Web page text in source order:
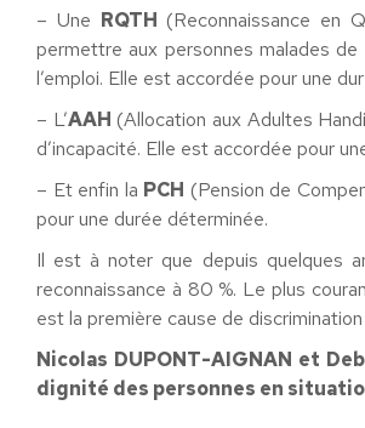
– Une RQTH (Reconnaissance en
permettre aux personnes malades
l’emploi. Elle est accordée pour une
– L’AAH (Allocation aux Adultes
d’incapacité. Elle est accordée pour
– Et enfin la PCH (Pension de
pour une durée déterminée.
Il est à noter que depuis quelques
reconnaissance à 80 %. Le plus
est la première cause de discrimination
Nicolas DUPONT-AIGNAN et
dignité des personnes en